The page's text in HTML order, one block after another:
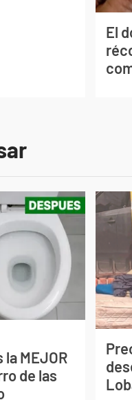
El
MEJOR
de las